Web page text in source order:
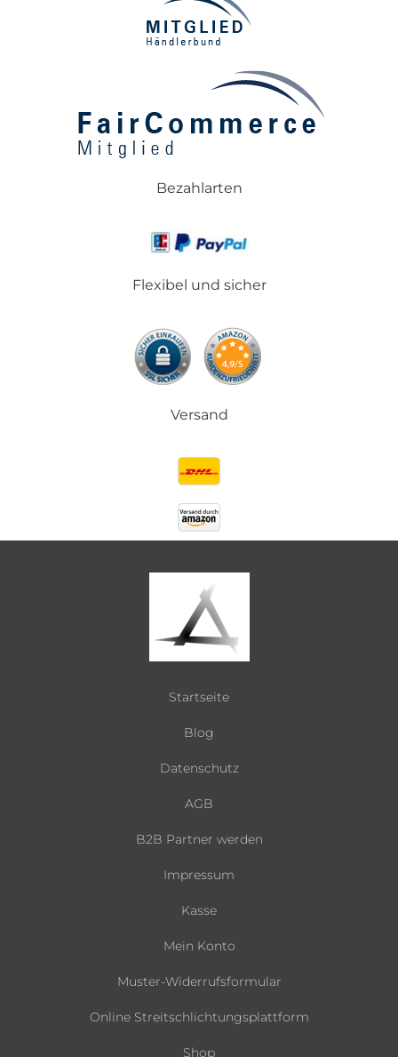
Bezahlarten
Flexibel und sicher
Versand
Startseite
Blog
Datenschutz
AGB
B2B Partner werden
Impressum
Kasse
Mein Konto
Muster-Widerrufsformular
Online Streitschlichtungsplattform
Shop